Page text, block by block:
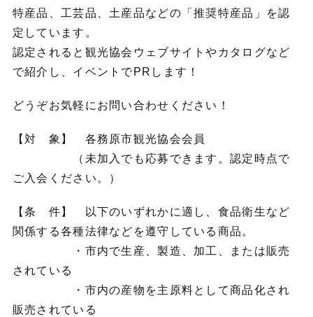
特産品、工芸品、土産品などの「推奨特産品」を認
定しています。
認定されると観光協会ウェブサイトやカタログなど
で紹介し、イベントでPRします！
どうぞお気軽にお問い合わせください！
【対 象】 各務原市観光協会会員
（未加入でも応募できます。認定時点で
ご入会ください。）
【条 件】 以下のいずれかに適し、食品衛生など
関係する各種法律などを遵守している商品。
・市内で生産、製造、加工、または販売
されている
・市内の産物を主原料として商品化され
販売されている